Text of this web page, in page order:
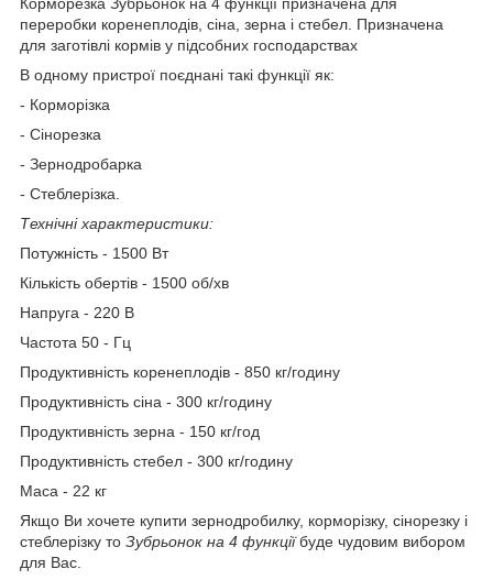
переробки коренеплодів, сіна, зерна і стебел. Призначена
для заготівлі кормів у підсобних господарствах
В одному пристрої поєднані такі функції як:
- Корморізка
- Сінорезка
- Зернодробарка
- Стеблерізка.
Технічні характеристики:
Потужність - 1500 Вт
Кількість обертів - 1500 об/хв
Напруга - 220 В
Частота 50 - Гц
Продуктивність коренеплодів - 850 кг/годину
Продуктивність сіна - 300 кг/годину
Продуктивність зерна - 150 кг/год
Продуктивність стебел - 300 кг/годину
Маса - 22 кг
Якщо Ви хочете купити зернодробилку, корморізку, сінорезку і
стеблерізку то Зубрьонок на 4 функціїбуде чудовим вибором
для Вас.